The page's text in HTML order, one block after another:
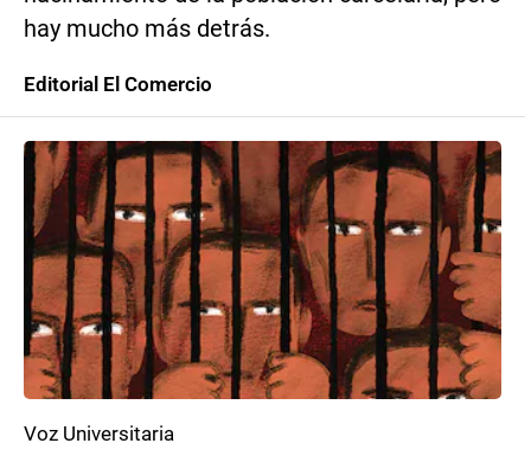
hay mucho más detrás.
Editorial El Comercio
Voz Universitaria